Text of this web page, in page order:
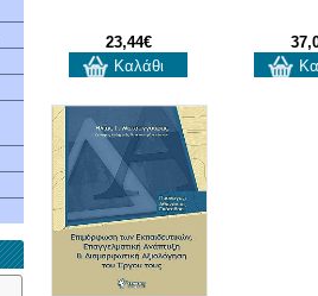
23,44€
Καλάθι